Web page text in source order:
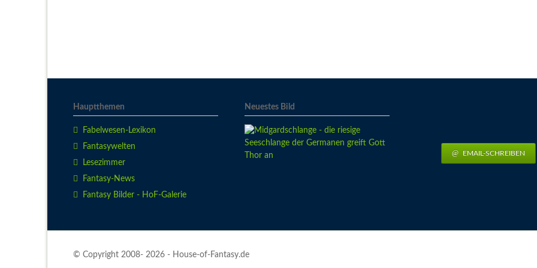
Hauptthemen
Fabelwesen-Lexikon
Fantasywelten
Lesezimmer
Fantasy-News
Fantasy Bilder - HoF-Galerie
Neuestes Bild
EMAIL-SCHREIBEN
© Copyright 2008- 2026 - House-of-Fantasy.de